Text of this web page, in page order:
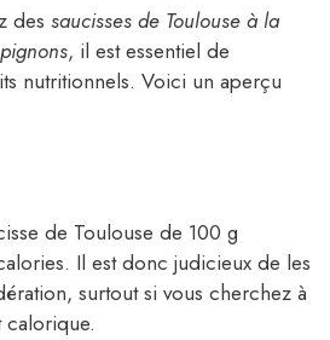
des saucisses de Toulouse à la
, il est essentiel de
nutritionnels. Voici un aperçu
de Toulouse de 100 g
Il est donc judicieux de les
surtout si vous cherchez à